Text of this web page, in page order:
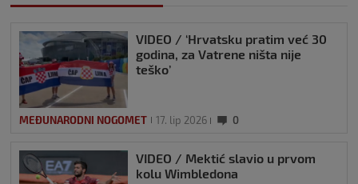
VIDEO / ‘Hrvatsku pratim već 30
godina, za Vatrene ništa nije
teško’
MEĐUNARODNI NOGOMET 17. lip 2026 0
VIDEO / Mektić slavio u prvom
kolu Wimbledona